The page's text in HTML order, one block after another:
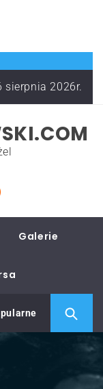
sierpnia 2026r.
Galerie